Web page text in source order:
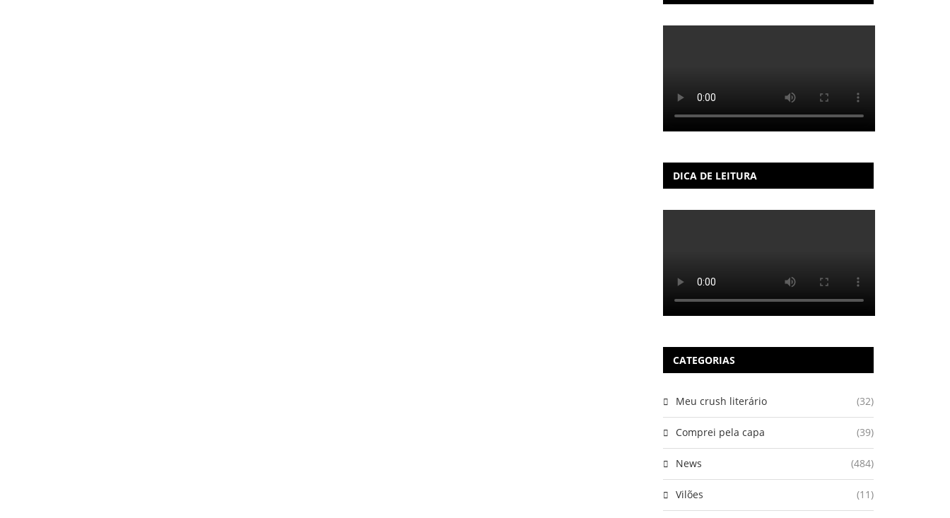
DICA DE LEITURA
CATEGORIAS
Meu crush literário (32)
Comprei pela capa (39)
News (484)
Vilões (11)